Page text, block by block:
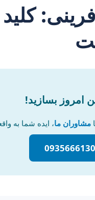
امروز بسازید!
مشاوران ما، ایده شما به